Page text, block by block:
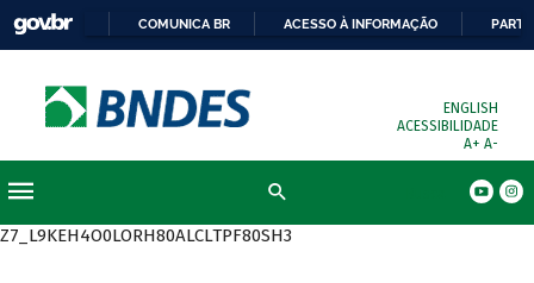
COMUNICA BR ACESSO À INFORMAÇÃO
ENGLISH
ACESSIBILIDADE
A+ A-
Z7_L9KEH4O0LORH80ALCLTPF80SH3